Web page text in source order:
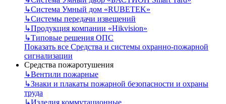
↳Система Умный дом «RUBETEK»
↳Системы передачи извещений
↳Продукция компании «Hikvision»
↳Типовые решения ОПС
Показать все Средства и системы охранно-пожарной
сигнализации
Средства пожаротушения
↳Вентили пожарные
↳Знаки и плакаты пожарной безопасности и охраны
труда
↳Изделия коммутационные